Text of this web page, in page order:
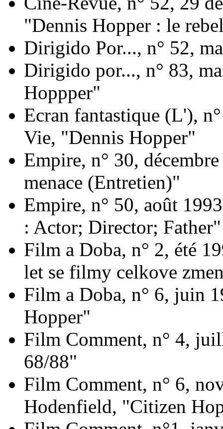
"Dennis Hopper : le
Dirigido Por..., n° 52,
Dirigido por..., n° 83,
Hoppper"
Ecran fantastique (L'),
Vie, "Dennis Hopper"
Empire, n° 30,
menace (Entretien)"
Empire, n° 50, août
: Actor; Director; Father"
Film a Doba, n° 2, été
let se filmy celkove
Film a Doba, n° 6, juin
Hopper"
Film Comment, n° 4,
68/88"
Film Comment, n° 6,
Hodenfield, "Citizen